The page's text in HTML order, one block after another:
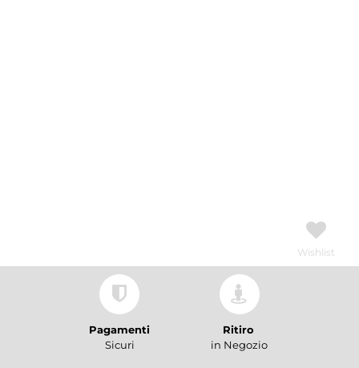
Wishlist
Pagamenti
Sicuri
Ritiro
in Negozio